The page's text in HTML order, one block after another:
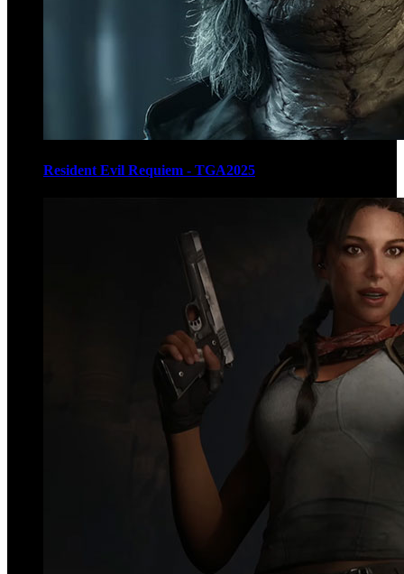
Resident Evil Requiem - TGA2025